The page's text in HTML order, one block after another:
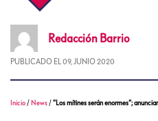
Redacción Barrio
PUBLICADO EL 09, JUNIO 2020
Inicio / News /“Los mítines serán enormes”;